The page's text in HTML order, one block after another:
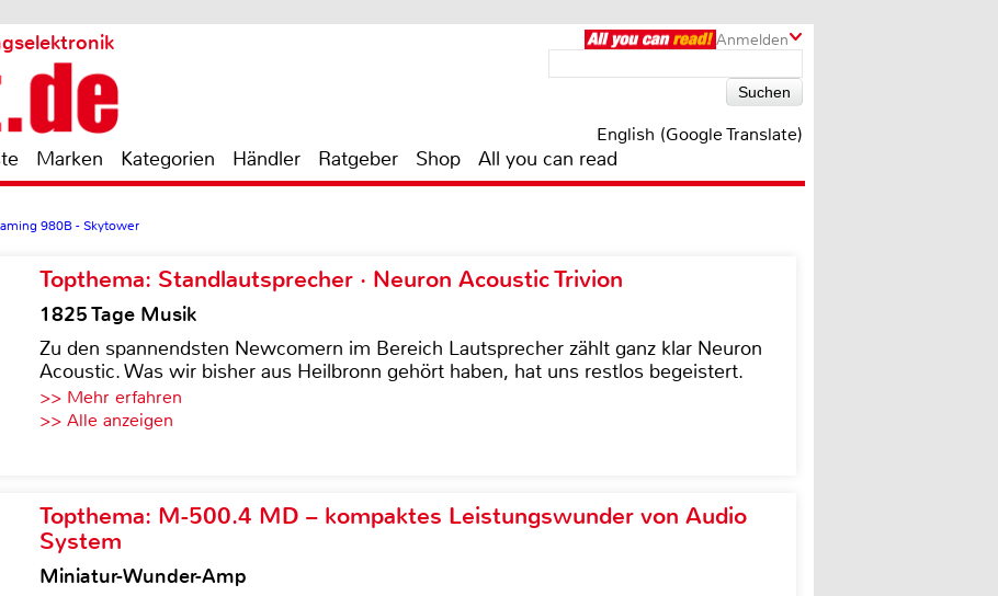
Anmelden
English (Google Translate)
Marken Kategorien Händler Ratgeber Shop All you can read
980B - Skytower
Topthema: Standlautsprecher · Neuron Acoustic Trivion
1825 Tage Musik
Zu den spannendsten Newcomern im Bereich Lautsprecher zählt ganz klar Neuron
Acoustic. Was wir bisher aus Heilbronn gehört haben, hat uns restlos begeistert.
>> Mehr erfahren
>> Alle anzeigen
Topthema: M-500.4 MD – kompaktes Leistungswunder von Audio
System
Miniatur-Wunder-Amp